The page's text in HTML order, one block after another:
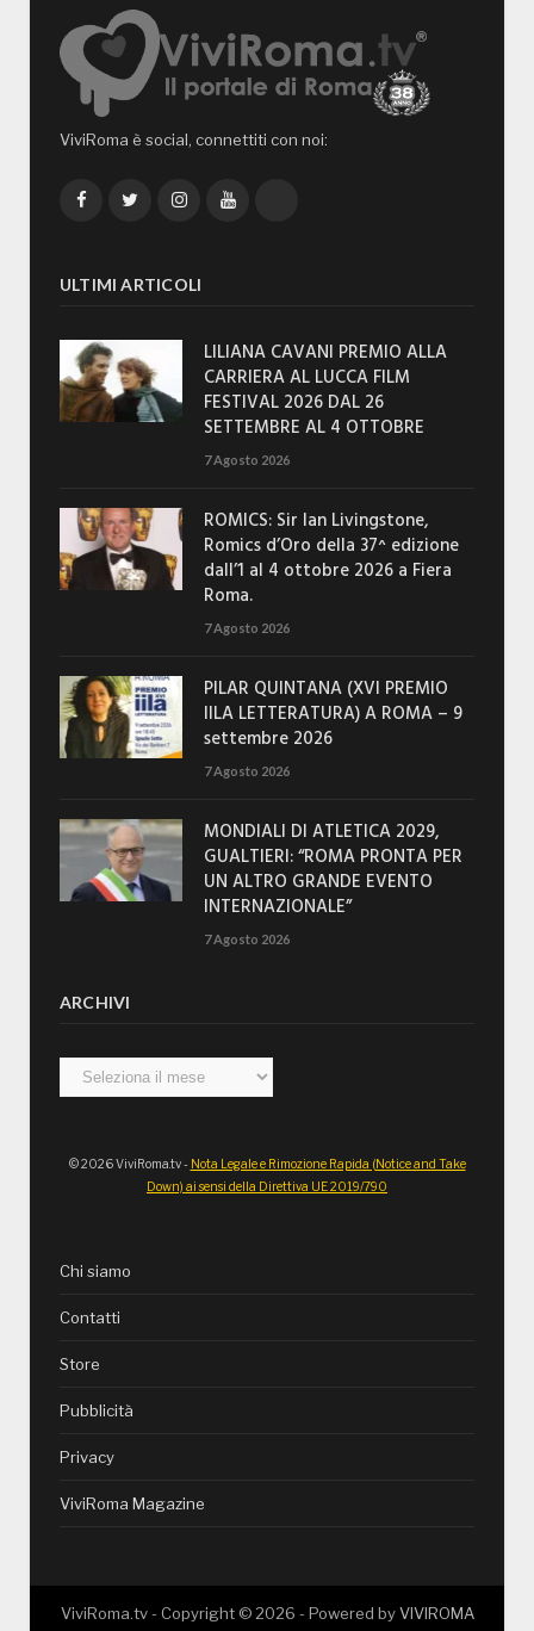
ViviRoma è social, connettiti con noi:
FacebookTwitterInstagramYouTube
ULTIMI ARTICOLI
LILIANA CAVANI PREMIO ALLA
CARRIERA AL LUCCA FILM
FESTIVAL 2026 DAL 26
SETTEMBRE AL 4 OTTOBRE
7 Agosto 2026
ROMICS: Sir Ian Livingstone,
Romics d’Oro della 37^ edizione
dall’1 al 4 ottobre 2026 a Fiera
Roma.
7 Agosto 2026
PILAR QUINTANA (XVI PREMIO
IILA LETTERATURA) A ROMA – 9
settembre 2026
7 Agosto 2026
MONDIALI DI ATLETICA 2029,
GUALTIERI: “ROMA PRONTA PER
UN ALTRO GRANDE EVENTO
INTERNAZIONALE”
7 Agosto 2026
ARCHIVI
Archivi
© 2026 ViviRoma.tv - Nota Legale e Rimozione Rapida (Notice and Take
Down) ai sensi della Direttiva UE 2019/790
Chi siamo
Contatti
Store
Pubblicità
Privacy
ViviRoma Magazine
ViviRoma.tv - Copyright © 2026 - Powered byVIVIROMA